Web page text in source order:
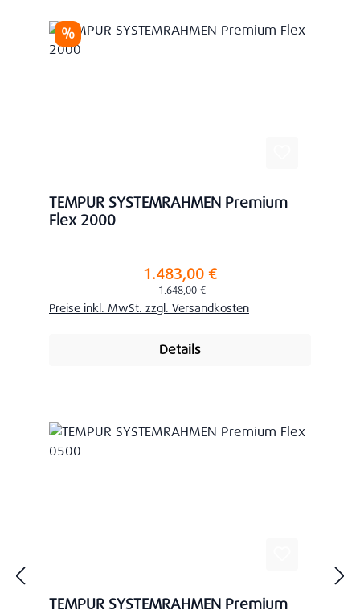
Rabatt
%
TEMPUR SYSTEMRAHMEN Premium
Flex 2000
Verkaufspreis:1.483,00 €
Regulärer Preis:
1.648,00 €
Preise inkl. MwSt. zzgl. Versandkosten
Details
TEMPUR SYSTEMRAHMEN Premium